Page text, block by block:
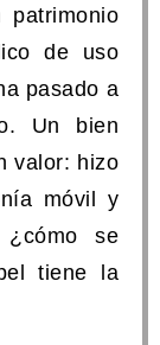
patrimonio
de uso
pasado a
Un bien
valor: hizo
móvil y
se
tiene la